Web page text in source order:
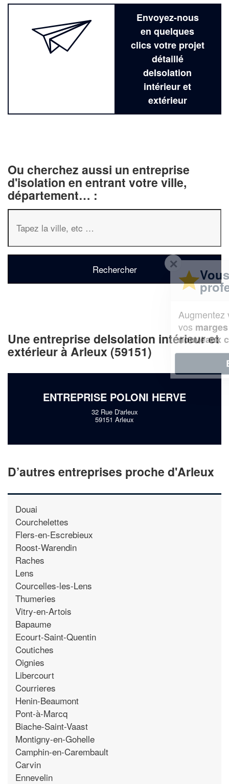
Envoyez-nous
en quelques
clics votre projet
détaillé
deIsolation
intérieur et
extérieur
Ou cherchez aussi un entreprise
d'isolation en entrant votre ville,
département… :
Une entreprise deIsolation intérieur et
extérieur à Arleux (59151)
ENTREPRISE POLONI HERVE
32 Rue D'arleux
59151 Arleux
D’autres entreprises proche d'Arleux
Douai
Courchelettes
Flers-en-Escrebieux
Roost-Warendin
Raches
Lens
Courcelles-les-Lens
Thumeries
Vitry-en-Artois
Bapaume
Ecourt-Saint-Quentin
Coutiches
Oignies
Libercourt
Courrieres
Henin-Beaumont
Pont-à-Marcq
Biache-Saint-Vaast
Montigny-en-Gohelle
Camphin-en-Carembault
Carvin
Ennevelin
Vous êtes un
professionnel ?
chiffre d'affaireset
tout en gagnant de
nouveaux clients!
En savoir plus